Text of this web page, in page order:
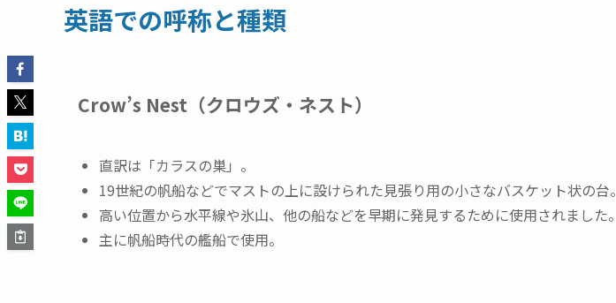
英語での呼称と種類
Crow’s Nest（クロウズ・ネスト）
直訳は「カラスの巣」。
19世紀の帆船などでマストの上に設けられた見張り用の小さなバスケット状の台。
高い位置から水平線や氷山、他の船などを早期に発見するために使用されました。
主に帆船時代の艦船で使用。